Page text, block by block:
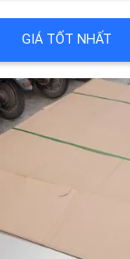
GIÁ TỐT NHẤT